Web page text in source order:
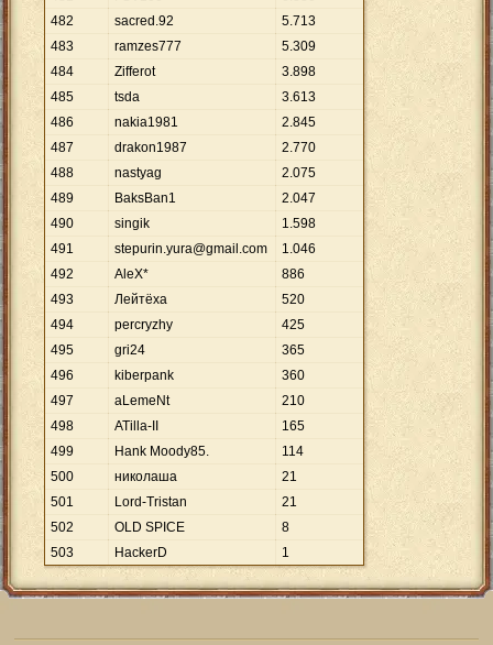
482
sacred.92 5.713
483
ramzes777 5.309
484
Zifferot 3.898
485
tsda 3.613
486
nakia1981 2.845
487
drakon1987 2.770
488
nastyag 2.075
489
BaksBan1 2.047
490
singik 1.598
491
stepurin.yura@gmail.com 1.046
492
AleX*
886
493
Лейтёха
520
494
percryzhy
425
495
gri24
365
496
kiberpank
360
497
aLemeNt
210
498
ATilla-II
165
499
Hank Moody85.
114
500
николаша
21
501
Lord-Tristan
21
502
OLD SPICE
8
503
HackerD 1